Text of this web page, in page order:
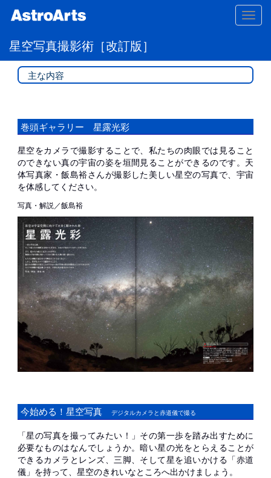
星空写真撮影術［改訂版］
主な内容
巻頭ギャラリー 星露光彩
星空をカメラで撮影することで、私たちの肉眼では見ること
のできない真の宇宙の姿を垣間見ることができるのです。天
体写真家・飯島裕さんが撮影した美しい星空の写真で、宇宙
を体感してください。
写真・解説／飯島裕
今始める！星空写真 デジタルカメラと赤道儀で撮る
「星の写真を撮ってみたい！」その第一歩を踏み出すために
必要なものはなんでしょうか。暗い星の光をとらえることが
できるカメラとレンズ、三脚、そして星を追いかける「赤道
儀」を持って、星空のきれいなところへ出かけましょう。